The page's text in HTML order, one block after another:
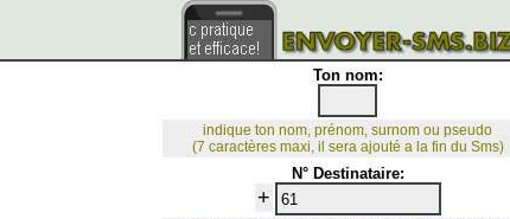
Ton nom:
indique ton nom, prénom, surnom ou pseudo
(7 caractères maxi, il sera ajouté a la fin du Sms)
N° Destinataire:
+